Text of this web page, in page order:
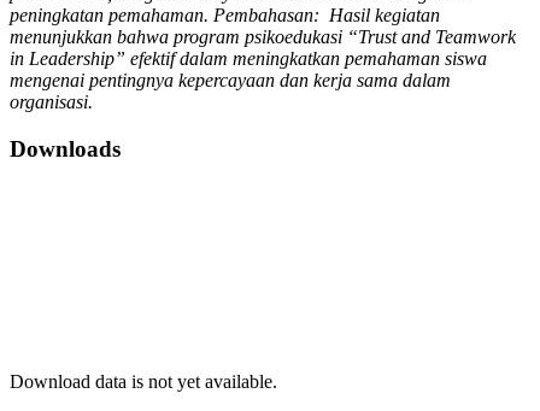
peningkatan pemahaman. Pembahasan: Hasil kegiatan
menunjukkan bahwa program psikoedukasi “Trust and Teamwork
in Leadership” efektif dalam meningkatkan pemahaman siswa
mengenai pentingnya kepercayaan dan kerja sama dalam
organisasi.
Downloads
Download data is not yet available.